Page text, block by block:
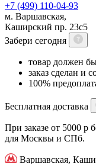
+7 (499) 110-04-93
м. Варшавская,
Каширский пр. 23с5
Забери сегодня
товар должен
заказ сделан и
100%
Бесплатная доставка
При заказе от 5000 р
для Москвы и СПб.
Варшавская,